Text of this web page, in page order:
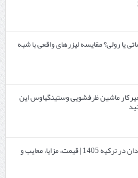
یا رولی؟ مقایسه لیزرهای واقعی با شبه‌
ماشین ظرفشویی وستینگهاوس این
هزینه ایمپلنت دندان در ترکیه 1405 | قیمت، مزایا، معایب و